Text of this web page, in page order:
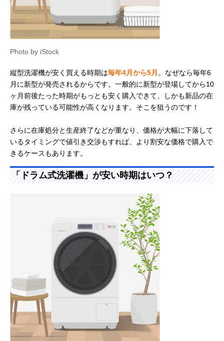
Photo by iStock
縦型洗濯機が安く買える時期は毎年4月から5月 。なぜなら毎年6
月に新型が発売されるからです。一般的に新型が登場してから10
ヶ月前後たった時期がもっとも安く購入できて、しかも新品の在
庫が残っている可能性が高くなります。そこを狙うのです！
さらに在庫処分と生産終了などが重なり、価格が大幅に下落して
いるタイミングで値引き交渉もすれば、より割安な価格で購入で
きるケースもあります。
「ドラム式洗濯機」が安い時期はいつ？